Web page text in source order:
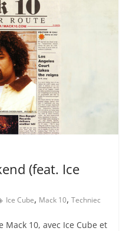
(feat. Ice
Ice Cube, Mack 10,Techniec
Mack 10, avec Ice Cube et